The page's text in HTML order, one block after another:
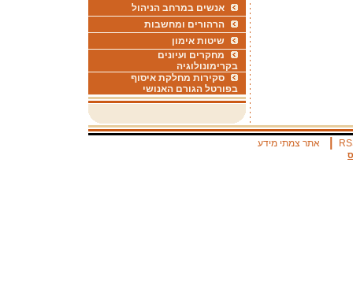
אנשים במרחב הניהול
הרהורים ומחשבות
שיטות אימון
מחקרים ועיונים
בקרימונולוגיה
סקירות מחלקת איסוף
בפורטל הגורם האנושי
אתר צמתי מידע